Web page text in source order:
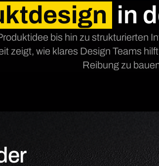
in
bis hin zu strukturierten
zeigt, wie klares Design Teams
Reibung zu